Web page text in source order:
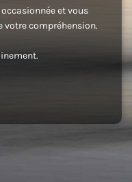
et vous
votre compréhension.